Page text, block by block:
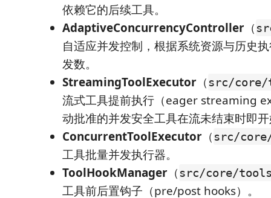
依赖它的后续工具。
AdaptiveConcurrencyController （
自适应并发控制，根据系统资源与历史
发数。
StreamingToolExecutor （ src/core/
流式工具提前执行（eager streaming
动批准的并发安全工具在流未结束时即
ConcurrentToolExecutor （ src/
工具批量并发执行器。
ToolHookManager （ src/core/
工具前后置钩子（pre/post hooks）。